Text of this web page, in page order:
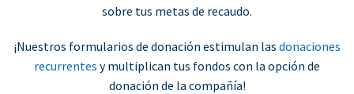
sobre tus metas de recaudo.
¡Nuestros formularios de donación estimulan las donaciones
recurrentes y multiplican tus fondos con la opción de
donación de la compañía!